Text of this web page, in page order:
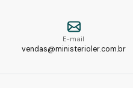
E-mail
vendas@ministerioler.com.br